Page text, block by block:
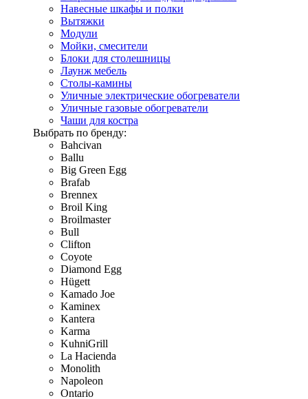
Навесные шкафы и полки
Вытяжки
Модули
Мойки, смесители
Блоки для столешницы
Лаунж мебель
Столы-камины
Уличные электрические обогреватели
Уличные газовые обогреватели
Чаши для костра
Выбрать по бренду:
Bahcivan
Ballu
Big Green Egg
Brafab
Brennex
Broil King
Broilmaster
Bull
Clifton
Coyote
Diamond Egg
Hügett
Kamado Joe
Kaminex
Kantera
Karma
KuhniGrill
La Hacienda
Monolith
Napoleon
Ontario